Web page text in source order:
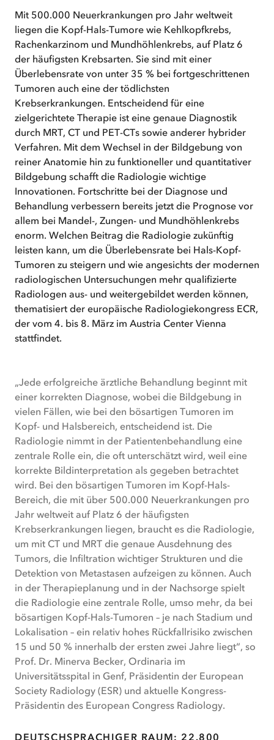
Mit 500.000 Neuerkrankungen pro Jahr weltweit
liegen die Kopf-Hals-Tumore wie Kehlkopfkrebs,
Rachenkarzinom und Mundhöhlenkrebs, auf Platz 6
der häufigsten Krebsarten. Sie sind mit einer
Überlebensrate von unter 35 % bei fortgeschrittenen
Tumoren auch eine der tödlichsten
Krebserkrankungen. Entscheidend für eine
zielgerichtete Therapie ist eine genaue Diagnostik
durch MRT, CT und PET-CTs sowie anderer hybrider
Verfahren. Mit dem Wechsel in der Bildgebung von
reiner Anatomie hin zu funktioneller und quantitativer
Bildgebung schafft die Radiologie wichtige
Innovationen. Fortschritte bei der Diagnose und
Behandlung verbessern bereits jetzt die Prognose vor
allem bei Mandel-, Zungen- und Mundhöhlenkrebs
enorm. Welchen Beitrag die Radiologie zukünftig
leisten kann, um die Überlebensrate bei Hals-Kopf-
Tumoren zu steigern und wie angesichts der modernen
radiologischen Untersuchungen mehr qualifizierte
Radiologen aus- und weitergebildet werden können,
thematisiert der europäische Radiologiekongress ECR,
der vom 4. bis 8. März im Austria Center Vienna
stattfindet.
„Jede erfolgreiche ärztliche Behandlung beginnt mit
einer korrekten Diagnose, wobei die Bildgebung in
vielen Fällen, wie bei den bösartigen Tumoren im
Kopf- und Halsbereich, entscheidend ist. Die
Radiologie nimmt in der Patientenbehandlung eine
zentrale Rolle ein, die oft unterschätzt wird, weil eine
korrekte Bildinterpretation als gegeben betrachtet
wird. Bei den bösartigen Tumoren im Kopf-Hals-
Bereich, die mit über 500.000 Neuerkrankungen pro
Jahr weltweit auf Platz 6 der häufigsten
Krebserkrankungen liegen, braucht es die Radiologie,
um mit CT und MRT die genaue Ausdehnung des
Tumors, die Infiltration wichtiger Strukturen und die
Detektion von Metastasen aufzeigen zu können. Auch
in der Therapieplanung und in der Nachsorge spielt
die Radiologie eine zentrale Rolle, umso mehr, da bei
bösartigen Kopf-Hals-Tumoren – je nach Stadium und
Lokalisation – ein relativ hohes Rückfallrisiko zwischen
15 und 50 % innerhalb der ersten zwei Jahre liegt“, so
Prof. Dr. Minerva Becker, Ordinaria im
Universitätsspital in Genf, Präsidentin der European
Society Radiology (ESR) und aktuelle Kongress-
Präsidentin des European Congress Radiology.
DEUTSCHSPRACHIGER RAUM: 22.800